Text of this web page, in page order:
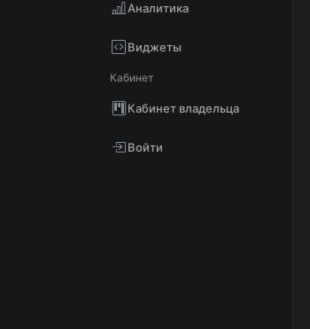
Аналитика
Виджеты
Кабинет
Кабинет владельца
Войти